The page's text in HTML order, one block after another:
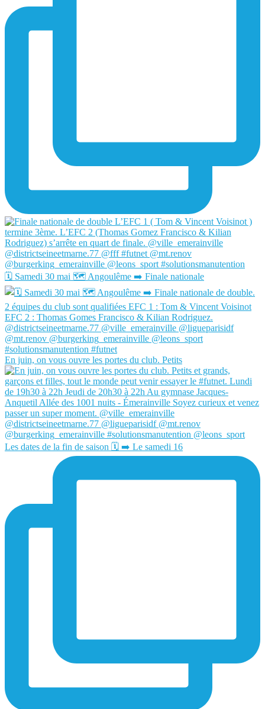
🗓️ Samedi 30 mai 🗺️ Angoulême ➡️ Finale nationale
En juin, on vous ouvre les portes du club. Petits
Les dates de la fin de saison 🗓️ ➡️ Le samedi 16